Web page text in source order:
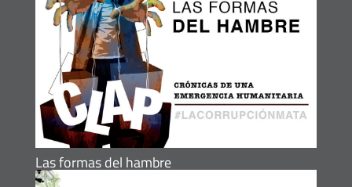
Las formas del hambre